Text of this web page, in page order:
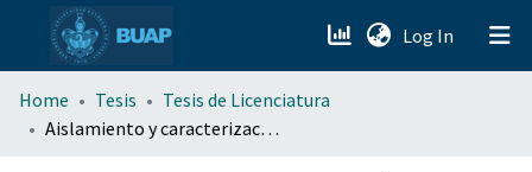
Log In (current)
menu.section.about_menu
Home Tesis
Tesis de Licenciatura
Aislamiento y caracterización de actinomicetos presentes en el aire de la ciudad de Puebla, México y modelado del transporte aerobiológico